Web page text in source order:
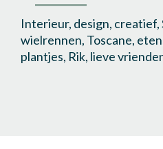
Interieur, design, creatief,
wielrennen, Toscane,
plantjes, Rik, lieve